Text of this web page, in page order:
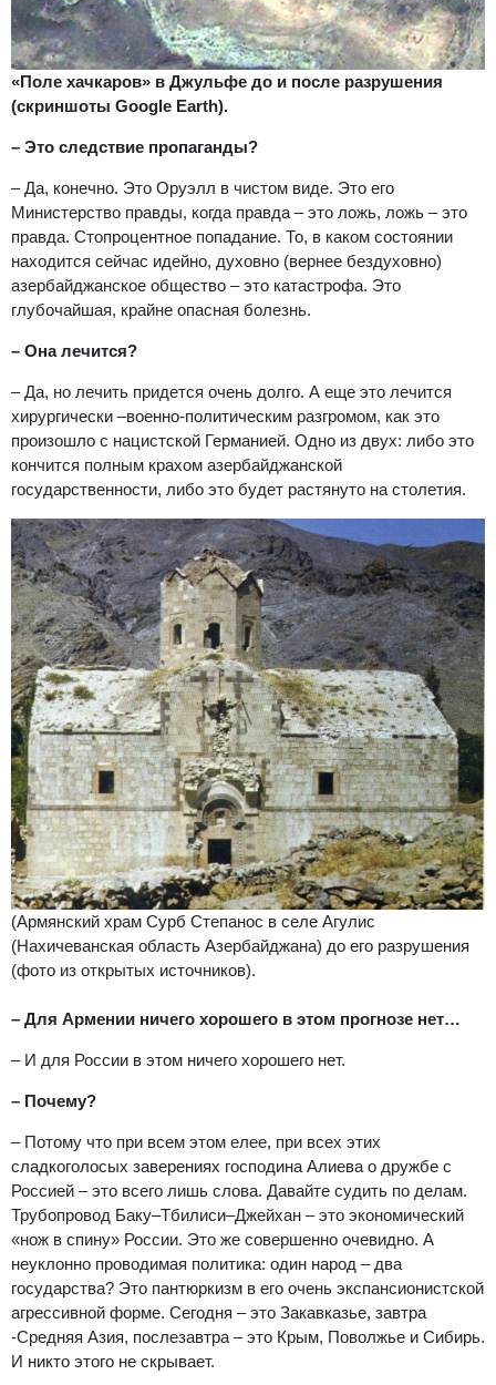
«Поле хачкаров» в Джульфе до и после разрушения
(скриншоты Google Earth).
– Это следствие пропаганды?
– Да, конечно. Это Оруэлл в чистом виде. Это его
Министерство правды, когда правда – это ложь, ложь – это
правда. Стопроцентное попадание. То, в каком состоянии
находится сейчас идейно, духовно (вернее бездуховно)
азербайджанское общество – это катастрофа. Это
глубочайшая, крайне опасная болезнь.
– Она лечится?
– Да, но лечить придется очень долго. А еще это лечится
хирургически –военно-политическим разгромом, как это
произошло с нацистской Германией. Одно из двух: либо это
кончится полным крахом азербайджанской
государственности, либо это будет растянуто на столетия.
(Армянский храм Сурб Степанос в селе Агулис
(Нахичеванская область Азербайджана) до его разрушения
(фото из открытых источников).
– Для Армении ничего хорошего в этом прогнозе нет…
– И для России в этом ничего хорошего нет.
– Почему?
– Потому что при всем этом елее, при всех этих
сладкоголосых заверениях господина Алиева о дружбе с
Россией – это всего лишь слова. Давайте судить по делам.
Трубопровод Баку–Тбилиси–Джейхан – это экономический
«нож в спину» России. Это же совершенно очевидно. А
неуклонно проводимая политика: один народ – два
государства? Это пантюркизм в его очень экспансионистской
агрессивной форме. Сегодня – это Закавказье, завтра
-Средняя Азия, послезавтра – это Крым, Поволжье и Сибирь.
И никто этого не скрывает.